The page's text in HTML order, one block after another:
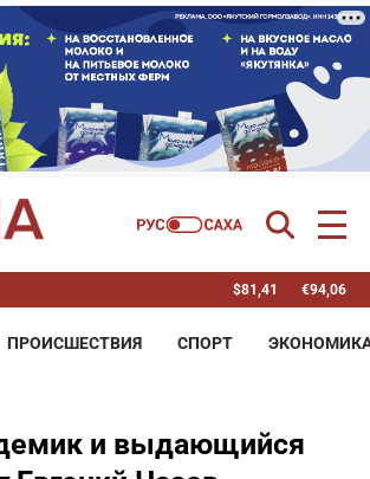
$81,41 €94,06
ПРОИСШЕСТВИЯ СПОРТ
и выдающийся